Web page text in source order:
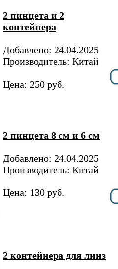
2 пинцета и 2
контейнера
Добавлено: 24.04.2025
Производитель: Китай
Цена: 250 руб.
2 пинцета 8 см и 6 см
Добавлено: 24.04.2025
Производитель: Китай
Цена: 130 руб.
2 контейнера для линз